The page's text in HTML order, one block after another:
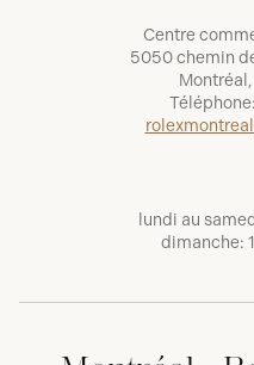
Centre
5050 chemin
Téléphone:
lundi au
dimanche: